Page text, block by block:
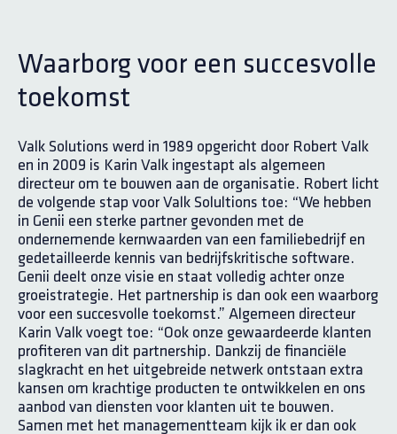
Waarborg voor een succesvolle
toekomst
Valk Solutions werd in 1989 opgericht door Robert Valk
en in 2009 is Karin Valk ingestapt als algemeen
directeur om te bouwen aan de organisatie. Robert licht
de volgende stap voor Valk Solultions toe: “We hebben
in Genii een sterke partner gevonden met de
ondernemende kernwaarden van een familiebedrijf en
gedetailleerde kennis van bedrijfskritische software.
Genii deelt onze visie en staat volledig achter onze
groeistrategie. Het partnership is dan ook een waarborg
voor een succesvolle toekomst.” Algemeen directeur
Karin Valk voegt toe: “Ook onze gewaardeerde klanten
profiteren van dit partnership. Dankzij de financiële
slagkracht en het uitgebreide netwerk ontstaan extra
kansen om krachtige producten te ontwikkelen en ons
aanbod van diensten voor klanten uit te bouwen.
Samen met het managementteam kijk ik er dan ook